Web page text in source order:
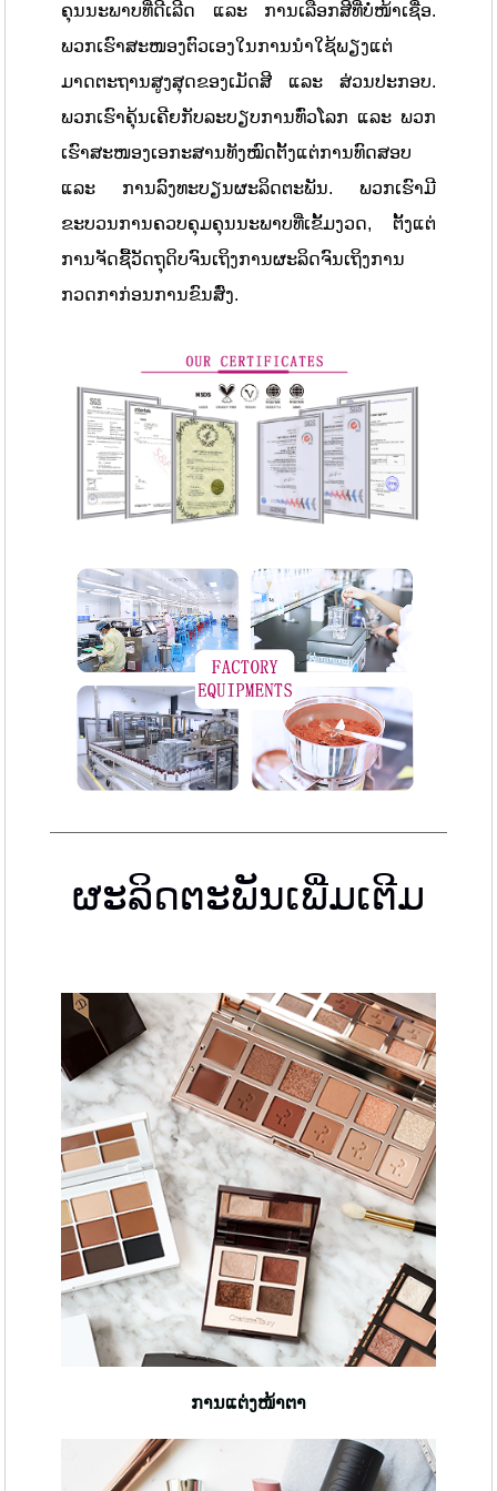
ຄຸນນະພາບທີ່ດີເລີດ ແລະ ການເລືອກສີທີ່ບໍ່ໜ້າເຊື່ອ.
ພວກເຮົາສະໜອງຕົວເອງໃນການນຳໃຊ້ພຽງແຕ່
ມາດຕະຖານສູງສຸດຂອງເມັດສີ ແລະ ສ່ວນປະກອບ.
ພວກເຮົາຄຸ້ນເຄີຍກັບລະບຽບການທົ່ວໂລກ ແລະ ພວກ
ເຮົາສະໜອງເອກະສານທັງໝົດຕັ້ງແຕ່ການທົດສອບ
ແລະ ການລົງທະບຽນຜະລິດຕະພັນ. ພວກເຮົາມີ
ຂະບວນການຄວບຄຸມຄຸນນະພາບທີ່ເຂັ້ມງວດ, ຕັ້ງແຕ່
ການຈັດຊື້ວັດຖຸດິບຈົນເຖິງການຜະລິດຈົນເຖິງການ
ກວດກາກ່ອນການຂົນສົ່ງ.
ຜະລິດຕະພັນເພີ່ມເຕີມ
ການແຕ່ງໜ້າຕາ